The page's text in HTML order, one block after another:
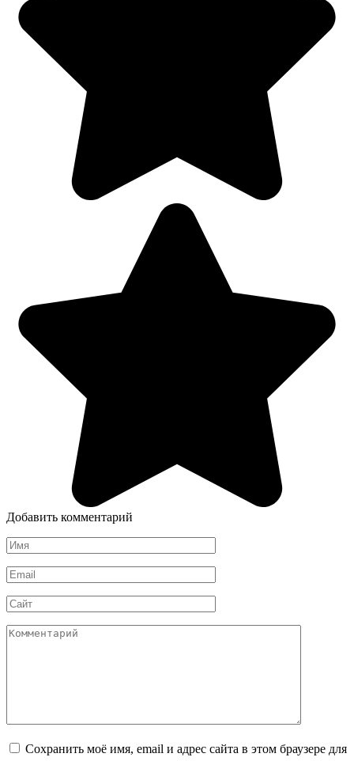
Добавить комментарий
Имя
*
Email
*
Сайт
Комментарий
Сохранить моё имя, email и адрес сайта в этом браузере для